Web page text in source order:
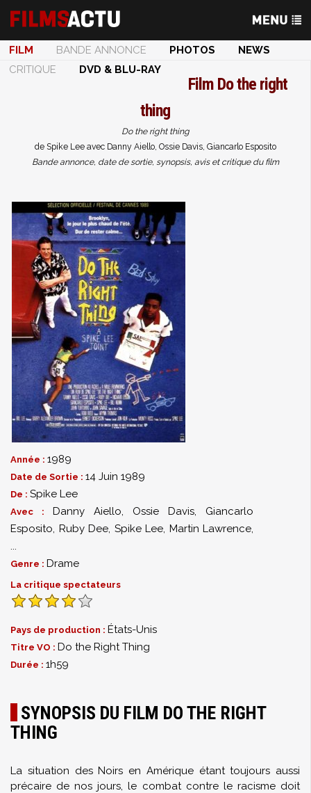
FILM BANDE ANNONCE PHOTOS
NEWS
CRITIQUE
DVD & BLU-RAY
Film Do the right
thing
Do the right thing
de Spike Lee avec Danny Aiello, Ossie Davis, Giancarlo Esposito
Bande annonce, date de sortie, synopsis, avis et critique du film
Année : 1989
Date de Sortie : 14 Juin 1989
De : Spike Lee
Avec : Danny Aiello, Ossie Davis, Giancarlo
Esposito, Ruby Dee, Spike Lee, Martin Lawrence,
...
Genre : Drame
La critique spectateurs
Pays de production : États-Unis
Titre VO : Do the Right Thing
Durée : 1h59
SYNOPSIS DU FILM DO THE RIGHT
THING
La situation des Noirs en Amérique étant toujours aussi
précaire de nos jours, le combat contre le racisme doit